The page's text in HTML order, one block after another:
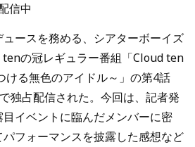
信中
ースを務める、シアターボーイズ
の冠レギュラー番組「Cloud ten
ける無色のアイドル～」の第4話
独占配信された。今回は、記者発
イベントに臨んだメンバーに密
フォーマンスを披露した感想など